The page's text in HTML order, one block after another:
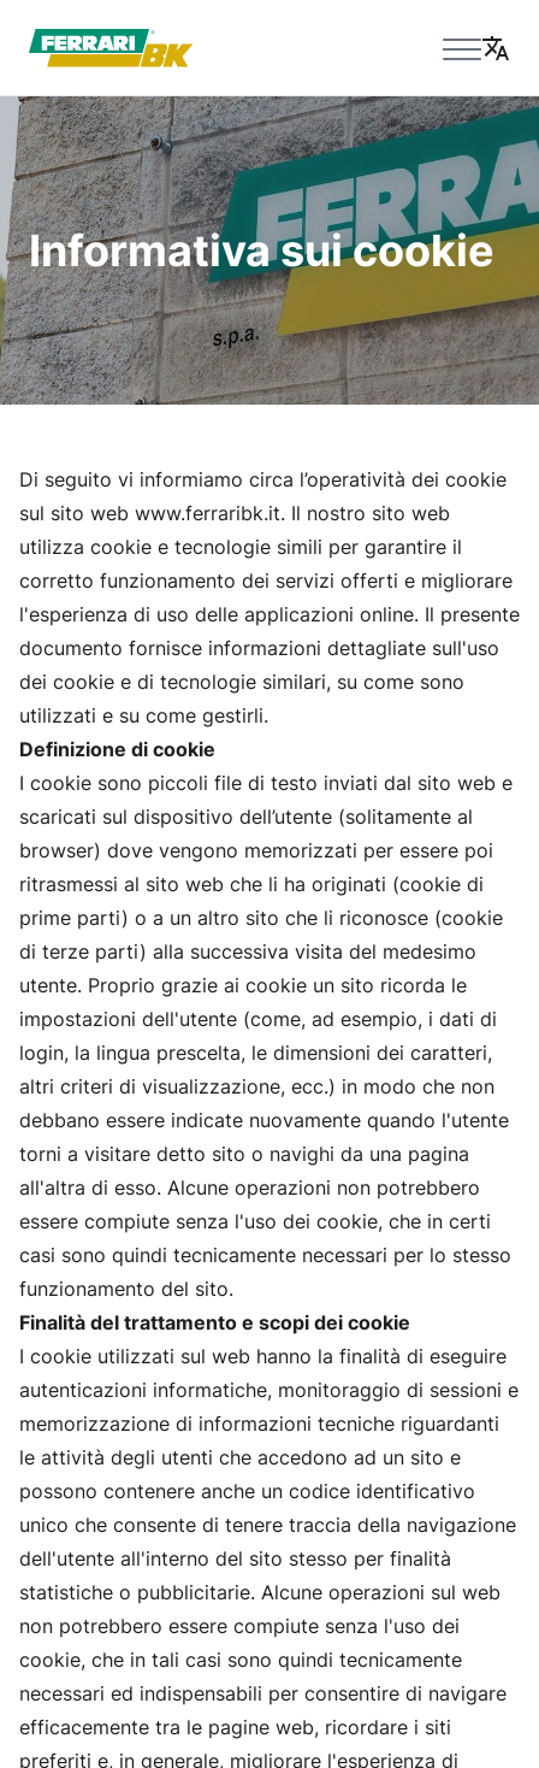
Informativa sui cookie
Di seguito vi informiamo circa l’operatività dei cookie
sul sito web www.ferraribk.it. Il nostro sito web
utilizza cookie e tecnologie simili per garantire il
corretto funzionamento dei servizi offerti e migliorare
l'esperienza di uso delle applicazioni online. Il presente
documento fornisce informazioni dettagliate sull'uso
dei cookie e di tecnologie similari, su come sono
utilizzati e su come gestirli.
Definizione di cookie
I cookie sono piccoli file di testo inviati dal sito web e
scaricati sul dispositivo dell’utente (solitamente al
browser) dove vengono memorizzati per essere poi
ritrasmessi al sito web che li ha originati (cookie di
prime parti) o a un altro sito che li riconosce (cookie
di terze parti) alla successiva visita del medesimo
utente. Proprio grazie ai cookie un sito ricorda le
impostazioni dell'utente (come, ad esempio, i dati di
login, la lingua prescelta, le dimensioni dei caratteri,
altri criteri di visualizzazione, ecc.) in modo che non
debbano essere indicate nuovamente quando l'utente
torni a visitare detto sito o navighi da una pagina
all'altra di esso. Alcune operazioni non potrebbero
essere compiute senza l'uso dei cookie, che in certi
casi sono quindi tecnicamente necessari per lo stesso
funzionamento del sito.
Finalità del trattamento e scopi dei cookie
I cookie utilizzati sul web hanno la finalità di eseguire
autenticazioni informatiche, monitoraggio di sessioni e
memorizzazione di informazioni tecniche riguardanti
le attività degli utenti che accedono ad un sito e
possono contenere anche un codice identificativo
unico che consente di tenere traccia della navigazione
dell'utente all'interno del sito stesso per finalità
statistiche o pubblicitarie. Alcune operazioni sul web
non potrebbero essere compiute senza l'uso dei
cookie, che in tali casi sono quindi tecnicamente
necessari ed indispensabili per consentire di navigare
efficacemente tra le pagine web, ricordare i siti
preferiti e, in generale, migliorare l'esperienza di